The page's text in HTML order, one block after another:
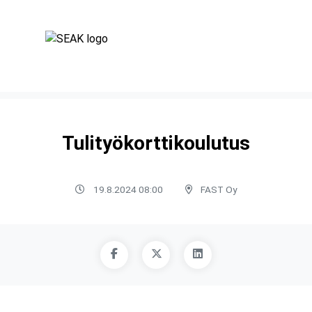
Tulityökorttikoulutus
19.8.2024 08:00 FAST Oy